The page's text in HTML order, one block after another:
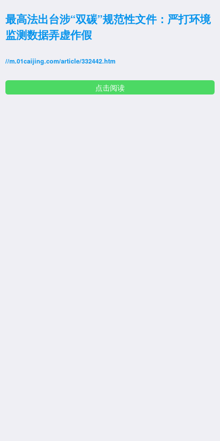
最高法出台涉“双碳”规范性文件：严打环境
监测数据弄虚作假
//m.01caijing.com/article/332442.htm
点击阅读